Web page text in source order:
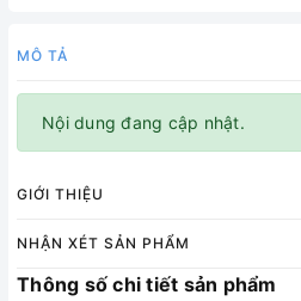
MÔ TẢ
Nội dung đang cập nhật.
GIỚI THIỆU
NHẬN XÉT SẢN PHẨM
Thông số chi tiết sản phẩm